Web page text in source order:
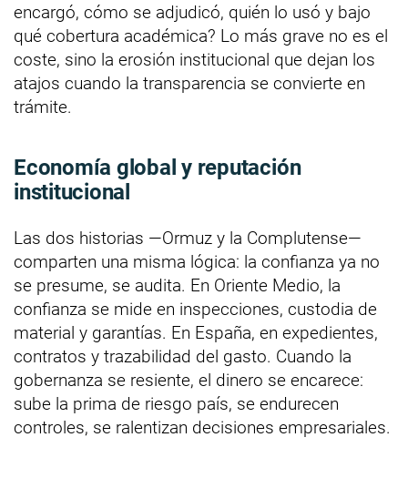
encargó, cómo se adjudicó, quién lo usó y bajo
qué cobertura académica? Lo más grave no es el
coste, sino la erosión institucional que dejan los
atajos cuando la transparencia se convierte en
trámite.
Economía global y reputación
institucional
Las dos historias —Ormuz y la Complutense—
comparten una misma lógica: la confianza ya no
se presume, se audita. En Oriente Medio, la
confianza se mide en inspecciones, custodia de
material y garantías. En España, en expedientes,
contratos y trazabilidad del gasto. Cuando la
gobernanza se resiente, el dinero se encarece:
sube la prima de riesgo país, se endurecen
controles, se ralentizan decisiones empresariales.